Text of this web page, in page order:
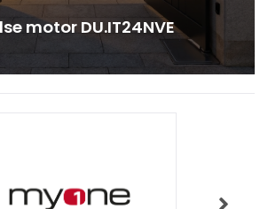
motor DU.IT24NVE